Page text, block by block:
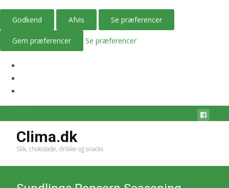
Godkend Afvis Se præferencer
Gem præferencer Se præferencer
Clima.dk
Slik, chokolade, drikke og snacks